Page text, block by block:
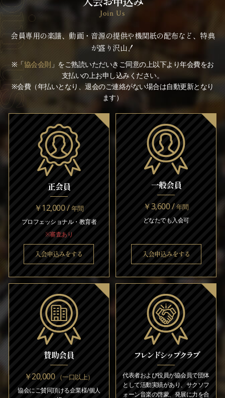
Join Us
会員専用の楽譜、動画・音源の提供や機関紙の配布など、特典
が盛り沢山！
※「協会会則 」をご熟読いただいきご同意の上以下より年会費をお
支払いの上お申し込みください。
※会費（年払いとなり、退会のご連絡がない場合は自動更新となり
ます）
正会員
￥12,000 /年間
プロフェッショナル・教育者
※審査あり
入会申込みをする
一般会員
￥3,600 /年間
どなたでも入会可
入会申込みをする
賛助会員
￥20,000（一口以上）
協会にご賛同頂ける企業様/個人
フレンドシップクラブ
代表者および役員が協会員で団体
として活動実績があり、サクソフ
ォーン音楽の啓蒙、発展に力を合